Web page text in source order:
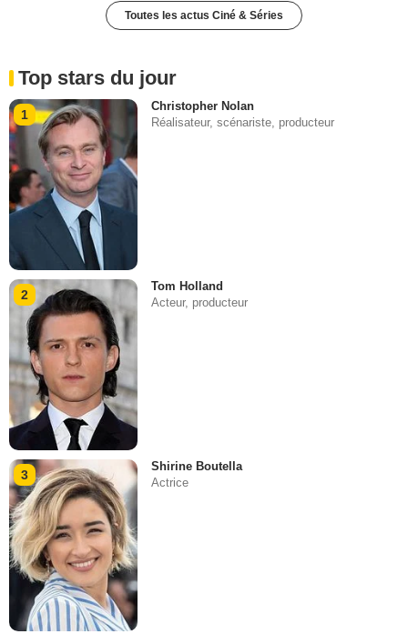
Toutes les actus Ciné & Séries
Top stars du jour
1
Christopher Nolan
Réalisateur, scénariste, producteur
2
Tom Holland
Acteur, producteur
3
Shirine Boutella
Actrice